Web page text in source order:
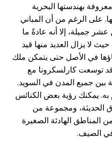
بهندستها البحرية
على الرغم من أن المباني
جميلة، إلا أنه عادةً ما
حيث لا يزال العديد منها قيد
في الأصل حتى يتمكن ملك
توسعت كارلسكرونا مع
بين جميع المدن في السويد.
به. يمكنك رؤية بعض الكنائس
الحديثة، ومجموعة من
المناطق الهادئة الصغيرة
في الصيف.